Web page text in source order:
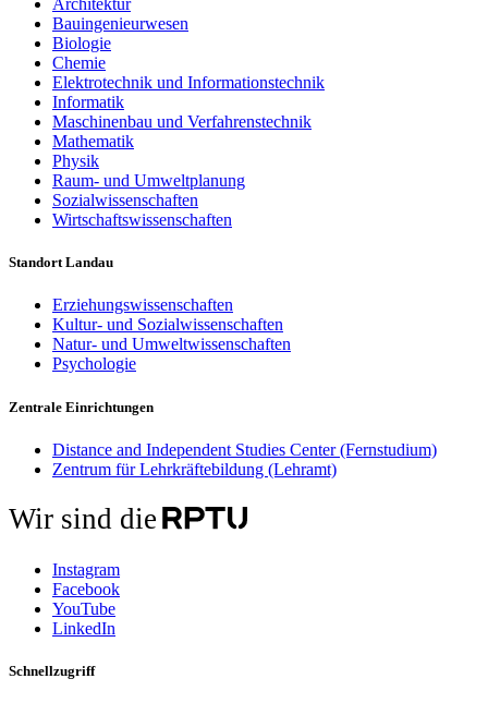
Architektur
Bauingenieurwesen
Biologie
Chemie
Elektrotechnik und Informationstechnik
Informatik
Maschinenbau und Verfahrenstechnik
Mathematik
Physik
Raum- und Umweltplanung
Sozialwissenschaften
Wirtschaftswissenschaften
Standort Landau
Erziehungswissenschaften
Kultur- und Sozialwissenschaften
Natur- und Umweltwissenschaften
Psychologie
Zentrale Einrichtungen
Distance and Independent Studies Center (Fernstudium)
Zentrum für Lehrkräftebildung (Lehramt)
Wir sind die
Instagram
Facebook
YouTube
LinkedIn
Schnellzugriff